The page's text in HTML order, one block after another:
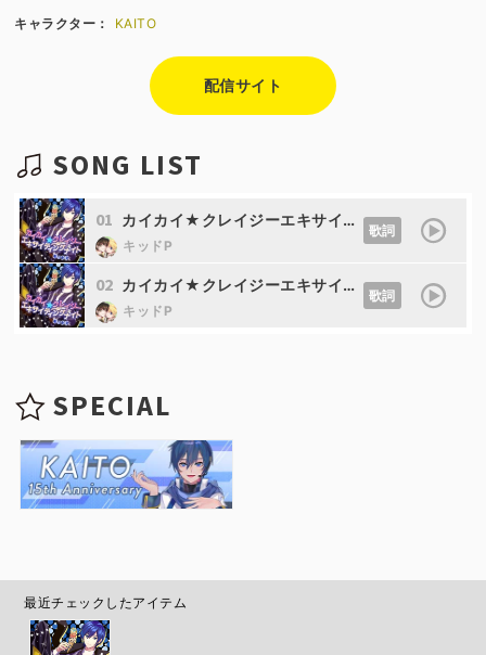
キャラクター： KAITO
配信サイト
SONG LIST
01 カイカイ★クレイジーエキサイティングナイト (feat. KAITO)
キッドP
歌詞
02 カイカイ★クレイジーエキサイティングナイト(instrumental)
キッドP
歌詞
SPECIAL
最近チェックしたアイテム